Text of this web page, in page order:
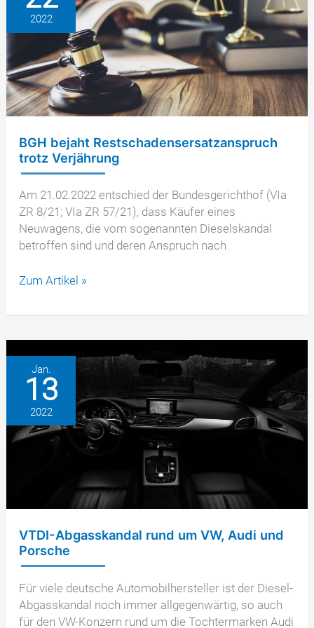
EA897
2022
BGH bejaht Restschadensersatzanspruch
trotz Verjährung
Am 21.02.2022 entschied der Bundesgerichthof (VIa
ZR 8/21; VIa ZR 57/21), dass Käufer eines
Neuwagens, die vom sogenannten Dieselskandal
betroffen sind und deren Anspruch nach
BGH
Restschadensersatzanspruch
Zum Artikel »
Jan.
13
2022
VTDI-Abgasskandal rund um VW, Audi und
Porsche
Für viele deutsche Automobilhersteller ist der Diesel-
Abgasskandal noch immer allgegenwärtig, so auch
für den VW-Konzern rund um die Tochtermarken Audi